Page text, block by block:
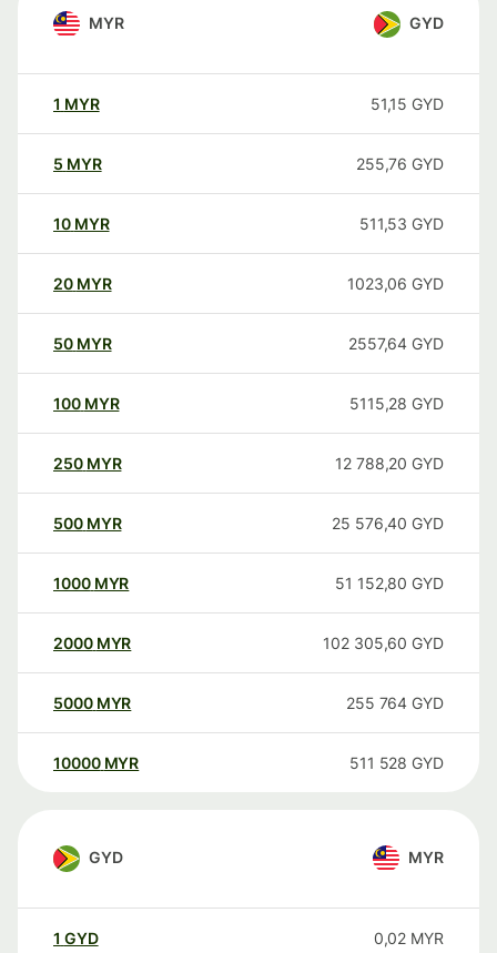
MYR GYD
1 MYR 51,15 GYD
5 MYR 255,76 GYD
10 MYR 511,53 GYD
20 MYR 1023,06 GYD
50 MYR 2557,64 GYD
100 MYR 5115,28 GYD
250 MYR 12 788,20 GYD
500 MYR 25 576,40 GYD
1000 MYR 51 152,80 GYD
2000 MYR 102 305,60 GYD
5000 MYR 255 764 GYD
10000 MYR 511 528 GYD
GYD MYR
1 GYD 0,02 MYR